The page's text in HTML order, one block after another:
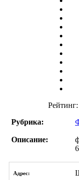
Рейтинг:
Рубрика:
Описание:
Адрес: